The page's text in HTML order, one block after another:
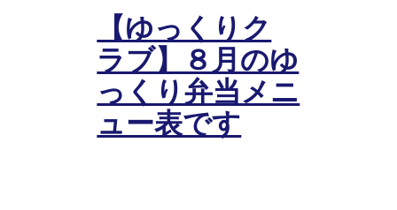
【ゆっくりク
ラブ】８月のゆ
っくり弁当メニ
ュー表です